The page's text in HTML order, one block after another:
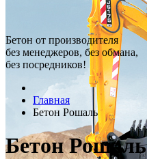
Бетон от производителя
без менеджеров, без обмана,
без посредников!
Главная
Бетон Рошаль
Бетон Рошаль